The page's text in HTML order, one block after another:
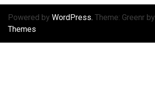
Powered by WordPress. Theme: Greenr by
Themes